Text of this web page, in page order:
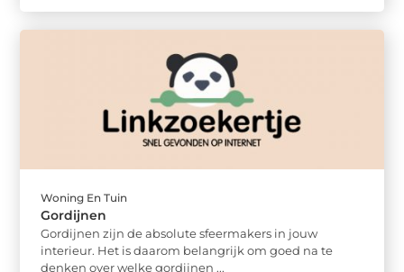
Woning En Tuin
Gordijnen
Gordijnen zijn de absolute sfeermakers in jouw
interieur. Het is daarom belangrijk om goed na te
denken over welke gordijnen ...